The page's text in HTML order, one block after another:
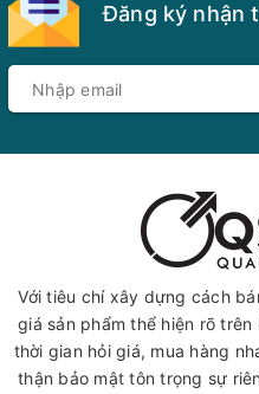
Đăng ký nhận
Với tiêu chí xây dựng cách
giá sản phẩm thể hiện rõ
thời gian hỏi giá, mua hàng
thận bảo mật tôn trọng sự